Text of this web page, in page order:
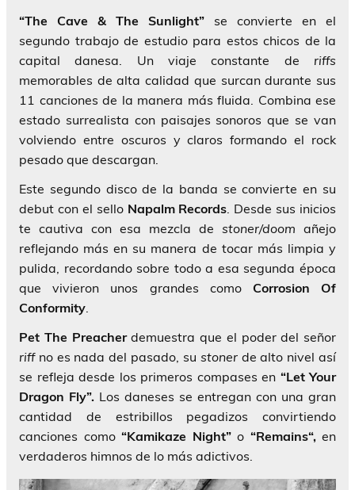
“The Cave & The Sunlight” se convierte en el
segundo trabajo de estudio para estos chicos de la
capital danesa. Un viaje constante de riffs
memorables de alta calidad que surcan durante sus
11 canciones de la manera más fluida. Combina ese
estado surrealista con paisajes sonoros que se van
volviendo entre oscuros y claros formando el rock
pesado que descargan.
Este segundo disco de la banda se convierte en su
debut con el sello Napalm Records . Desde sus inicios
te cautiva con esa mezcla de stoner/doom añejo
reflejando más en su manera de tocar más limpia y
pulida, recordando sobre todo a esa segunda época
que vivieron unos grandes como Corrosion Of
Conformity
Pet The Preacherdemuestra que el poder del señor
riffno es nada del pasado, su stoner de alto nivel así
se refleja desde los primeros compases en “Let Your
Dragon Fly”. Los daneses se entregan con una gran
cantidad de estribillos pegadizos convirtiendo
canciones como “Kamikaze Night”o “Remains“,en
verdaderos himnos de lo más adictivos.